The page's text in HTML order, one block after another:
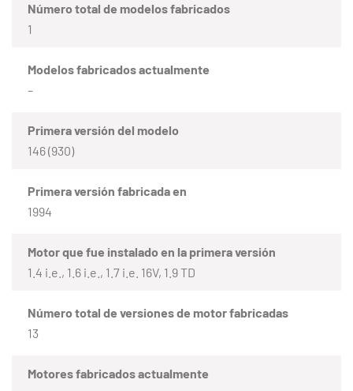
Número total de modelos fabricados
1
Modelos fabricados actualmente
–
Primera versión del modelo
146 (930)
Primera versión fabricada en
1994
Motor que fue instalado en la primera versión
1.4 i.e., 1.6 i.e., 1.7 i.e. 16V, 1.9 TD
Número total de versiones de motor fabricadas
13
Motores fabricados actualmente